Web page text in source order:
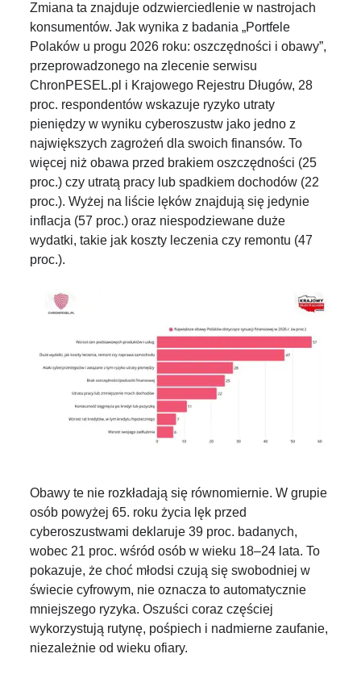
Zmiana ta znajduje odzwierciedlenie w nastrojach
konsumentów. Jak wynika z badania „Portfele
Polaków u progu 2026 roku: oszczędności i obawy”,
przeprowadzonego na zlecenie serwisu
ChronPESEL.pl i Krajowego Rejestru Długów, 28
proc. respondentów wskazuje ryzyko utraty
pieniędzy w wyniku cyberoszustw jako jedno z
największych zagrożeń dla swoich finansów. To
więcej niż obawa przed brakiem oszczędności (25
proc.) czy utratą pracy lub spadkiem dochodów (22
proc.). Wyżej na liście lęków znajdują się jedynie
inflacja (57 proc.) oraz niespodziewane duże
wydatki, takie jak koszty leczenia czy remontu (47
proc.).
Obawy te nie rozkładają się równomiernie. W grupie
osób powyżej 65. roku życia lęk przed
cyberoszustwami deklaruje 39 proc. badanych,
wobec 21 proc. wśród osób w wieku 18–24 lata. To
pokazuje, że choć młodsi czują się swobodniej w
świecie cyfrowym, nie oznacza to automatycznie
mniejszego ryzyka. Oszuści coraz częściej
wykorzystują rutynę, pośpiech i nadmierne zaufanie,
niezależnie od wieku ofiary.